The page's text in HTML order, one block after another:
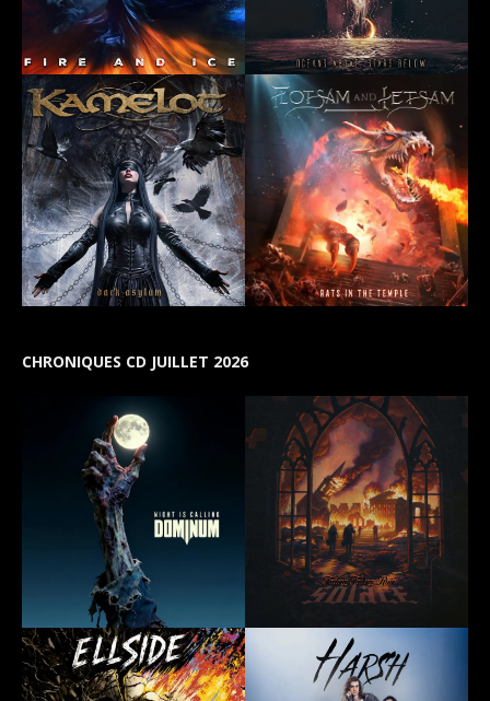
CHRONIQUES CD JUILLET 2026